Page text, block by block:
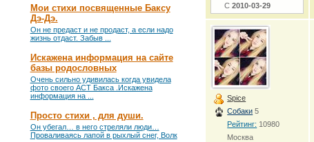
Мои стихи посвященные Баксу
Дэ-Дэ.
Он не предаст и не продаст, а если надо
жизнь отдаст. Забыв ...
Искажена информация на сайте
базы родословных
Очень сильно удивилась когда увидела
фото своего АСТ Бакса .Искажена
информация на ...
Просто стихи , для души.
Он убегал… в него стреляли люди…
Проваливаясь лапой в рыхлый снег, Волк
С2010-03-29
Spice
Собаки 5
Рейтинг: 10980
Москва